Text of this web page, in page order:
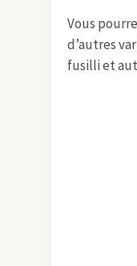
Vous
d’autres
fusilli et